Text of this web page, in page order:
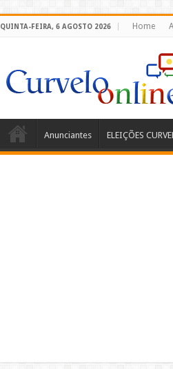
QUINTA-FEIRA, 6 AGOSTO 2026 Home
Anunciantes ELEIÇÕES